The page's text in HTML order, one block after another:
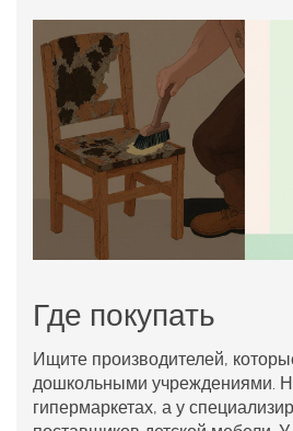
Где покупать
Ищите производителей,
дошкольными учреждениями.
гипермаркетах, а у